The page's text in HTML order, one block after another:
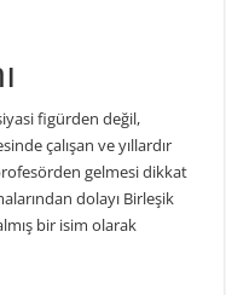
figürden değil,
çalışan ve yıllardır
gelmesi dikkat
dolayı Birleşik
bir isim olarak